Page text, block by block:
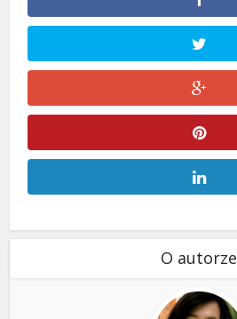
O autorze